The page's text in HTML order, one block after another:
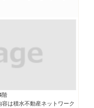
階
は積水不動産ネットワーク